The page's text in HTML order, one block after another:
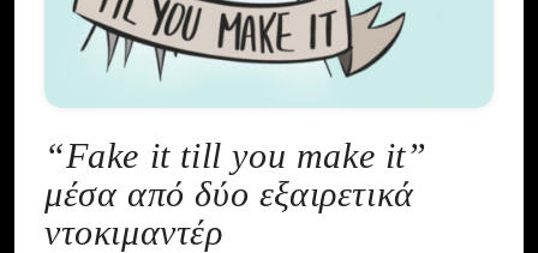
“Fake it till you make it”
μέσα από δύο εξαιρετικά
ντοκιμαντέρ